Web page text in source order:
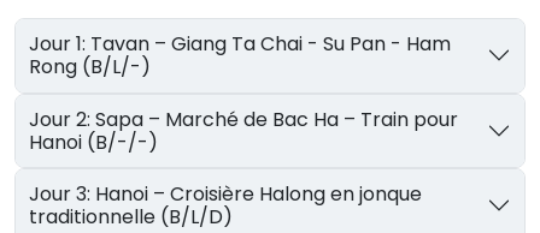
Jour 1: Tavan – Giang Ta Chai - Su Pan - Ham
Rong (B/L/-)
Jour 2: Sapa – Marché de Bac Ha – Train pour
Hanoi (B/-/-)
Jour 3: Hanoi – Croisière Halong en jonque
traditionnelle (B/L/D)